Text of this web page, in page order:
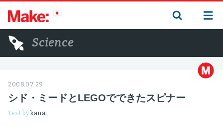
Science
2008.07.29
シド・ミードとLEGOでできたスピナー
Text bykanai